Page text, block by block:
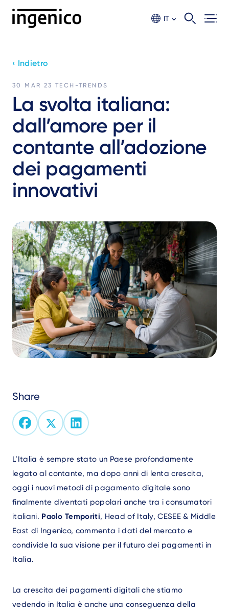
IT
‹ Indietro
30 MAR 23TECH-TRENDS
La svolta italiana:
dall’amore per il
contante all’adozione
dei pagamenti
innovativi
Share
Text
L’Italia è sempre stato un Paese profondamente
legato al contante, ma dopo anni di lenta crescita,
oggi i nuovi metodi di pagamento digitale sono
finalmente diventati popolari anche tra i consumatori
italiani. Paolo Temporiti, Head of Italy, CESEE & Middle
East di Ingenico, commenta i dati del mercato e
condivide la sua visione per il futuro dei pagamenti in
Italia.
La crescita dei pagamenti digitali che stiamo
vedendo in Italia è anche una conseguenza della